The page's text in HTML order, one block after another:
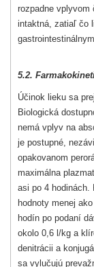
rozpadne vplyvom
intaktná, zatiaľ čo
5.2.
Účinok lieku sa
Biologická
nemá vplyv na
je postupné,
opakovanom
maximálna
asi po 4 hodinách.
hodnoty menej
hodín po podaní
okolo 0,6 l/kg a
denitrácii a
sa vylučujú